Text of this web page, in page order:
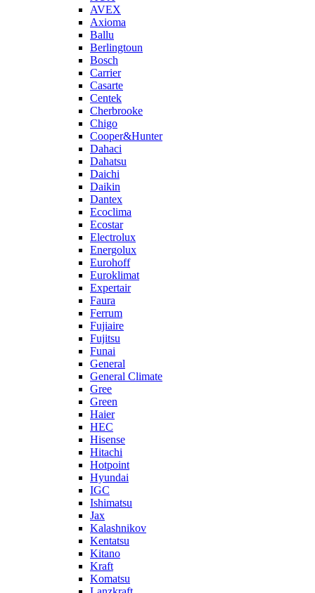
AVEX
Axioma
Ballu
Berlingtoun
Bosch
Carrier
Casarte
Centek
Cherbrooke
Chigo
Cooper&Hunter
Dahaci
Dahatsu
Daichi
Daikin
Dantex
Ecoclima
Ecostar
Electrolux
Energolux
Eurohoff
Euroklimat
Expertair
Faura
Ferrum
Fujiaire
Fujitsu
Funai
General
General Climate
Gree
Green
Haier
HEC
Hisense
Hitachi
Hotpoint
Hyundai
IGC
Ishimatsu
Jax
Kalashnikov
Kentatsu
Kitano
Kraft
Komatsu